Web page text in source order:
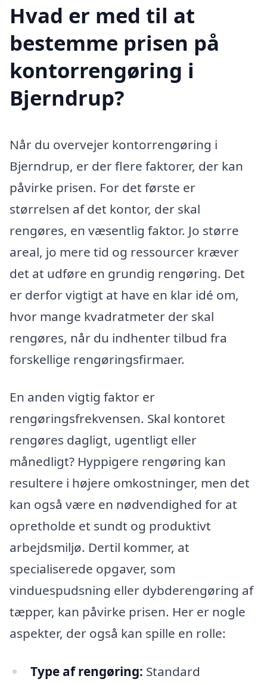
Hvad er med til at
bestemme prisen på
kontorrengøring i
Bjerndrup?
Når du overvejer kontorrengøring i
Bjerndrup, er der flere faktorer, der kan
påvirke prisen. For det første er
størrelsen af det kontor, der skal
rengøres, en væsentlig faktor. Jo større
areal, jo mere tid og ressourcer kræver
det at udføre en grundig rengøring. Det
er derfor vigtigt at have en klar idé om,
hvor mange kvadratmeter der skal
rengøres, når du indhenter tilbud fra
forskellige rengøringsfirmaer.
En anden vigtig faktor er
rengøringsfrekvensen. Skal kontoret
rengøres dagligt, ugentligt eller
månedligt? Hyppigere rengøring kan
resultere i højere omkostninger, men det
kan også være en nødvendighed for at
opretholde et sundt og produktivt
arbejdsmiljø. Dertil kommer, at
specialiserede opgaver, som
vinduespudsning eller dybderengøring af
tæpper, kan påvirke prisen. Her er nogle
aspekter, der også kan spille en rolle:
Type af rengøring: Standard